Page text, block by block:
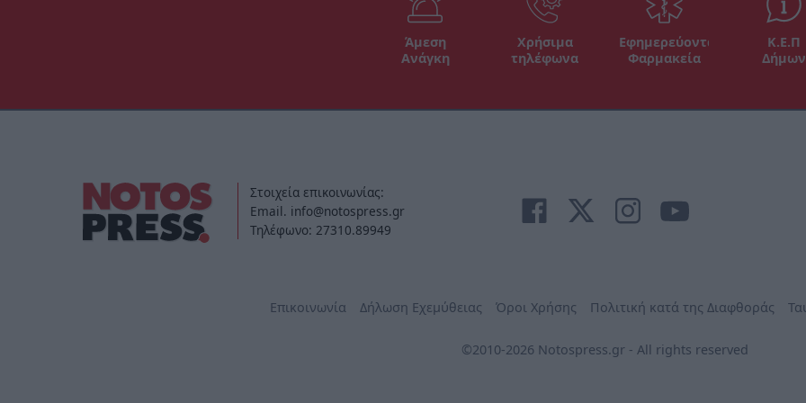
Άμεση
Ανάγκη
Χρήσιμα
τηλέφωνα
Εφημερεύοντα
Φαρμακεία
Κ.Ε.Π
Δήμων
Στοιχεία επικοινωνίας:
Email. info@notospress.gr
Τηλέφωνο: 27310.89949
Επικοινωνία Δήλωση Εχεμύθειας Όροι Χρήσης Πολιτική κατά της Διαφθοράς
©2010-2026 Notospress.gr - All rights reserved